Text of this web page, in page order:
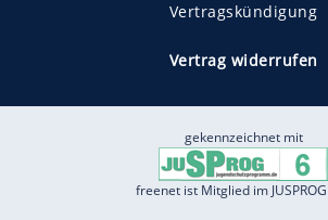
Vertragskündigung
Vertrag widerrufen
gekennzeichnet mit
freenet ist Mitglied im JUSPROG